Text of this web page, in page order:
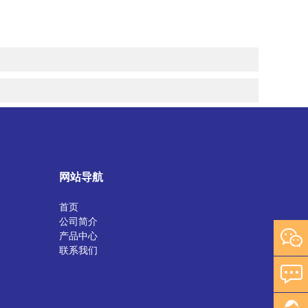
网站导航
首页
公司简介
产品中心
联系我们